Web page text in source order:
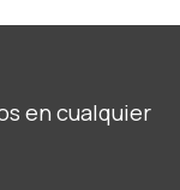
en cualquier